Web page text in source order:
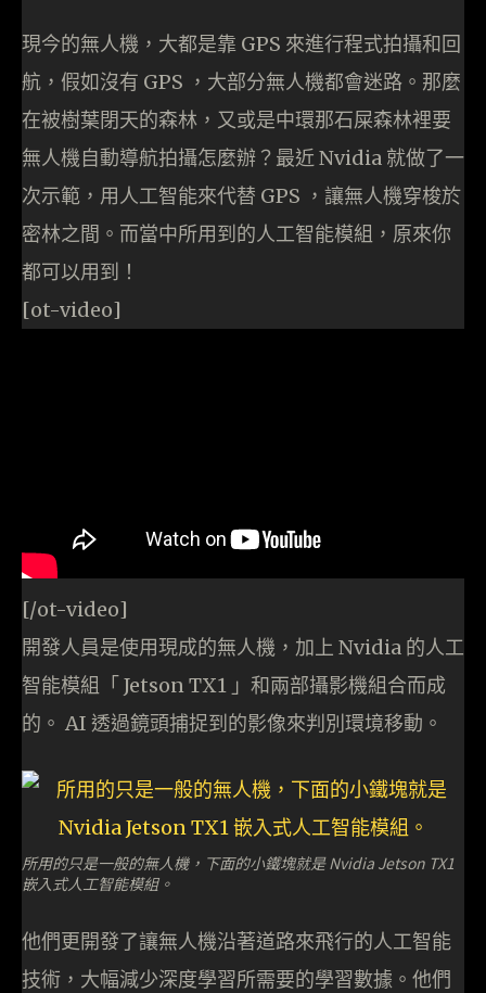
現今的無人機，大都是靠 GPS 來進行程式拍攝和回
航，假如沒有 GPS ，大部分無人機都會迷路。那麼
在被樹葉閉天的森林，又或是中環那石屎森林裡要
無人機自動導航拍攝怎麼辦？最近 Nvidia 就做了一
次示範，用人工智能來代替 GPS ，讓無人機穿梭於
密林之間。而當中所用到的人工智能模組，原來你
都可以用到！
[ot-video]
[/ot-video]
開發人員是使用現成的無人機，加上 Nvidia 的人工
智能模組「 Jetson TX1 」和兩部攝影機組合而成
的。 AI 透過鏡頭捕捉到的影像來判別環境移動。
所用的只是一般的無人機，下面的小鐵塊就是 Nvidia Jetson TX1
嵌入式人工智能模組。
他們更開發了讓無人機沿著道路來飛行的人工智能
技術，大幅減少深度學習所需要的學習數據。他們